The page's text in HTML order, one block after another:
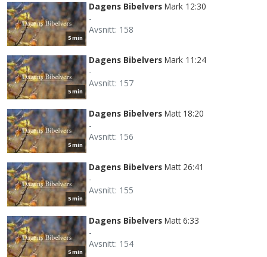
5 min
Dagens Bibelvers Mark 12:30
-
Avsnitt: 158
5 min
Dagens Bibelvers Mark 11:24
-
Avsnitt: 157
5 min
Dagens Bibelvers Matt 18:20
-
Avsnitt: 156
5 min
Dagens Bibelvers Matt 26:41
-
Avsnitt: 155
5 min
Dagens Bibelvers Matt 6:33
-
Avsnitt: 154